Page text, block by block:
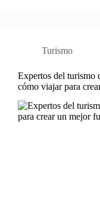
Turismo
Expertos del turismo
cómo viajar para